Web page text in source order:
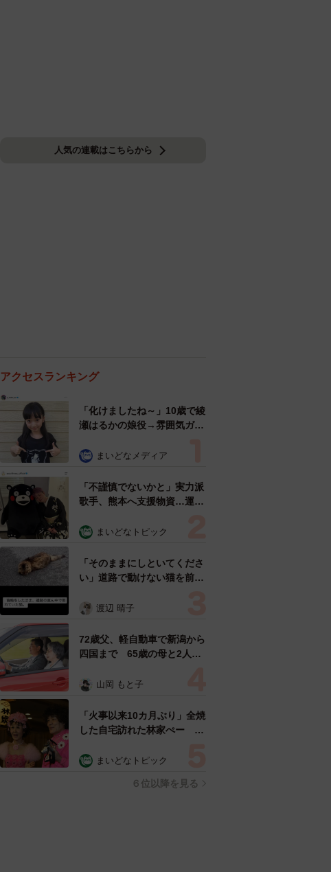
人気の連載はこちらから
アクセスランキング
「化けましたね～」10歳で綾
瀬はるかの娘役→雰囲気ガラ
雰囲気が」「宝塚に入れそ
まいどなメディア
「不謹慎でないかと」実力派
歌手、熊本へ支援物資…運搬
めらい 「痛いほど伝わる」
まいどなトピック
「そのままにしといてくださ
い」道路で動けない猫を前に
ようとした4日間 「命の重
表の訴え
渡辺 晴子
72歳父、軽自動車で新潟から
四国まで 65歳の母と2人で
憩まで分刻み… 「大学生で
山岡 もと子
「火事以来10カ月ぶり」全焼
した自宅訪れた林家ぺー 内
ン状態の部屋に呆然
まいどなトピック
６位以降を見る